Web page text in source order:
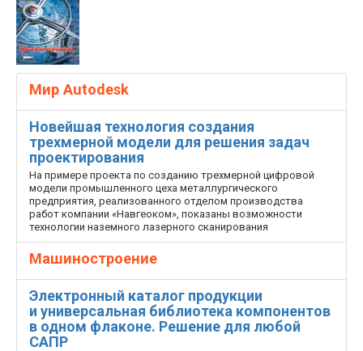
Мир Autodesk
Новейшая технология создания
трехмерной модели для решения задач
проектирования
На примере проекта по созданию трехмерной цифровой
модели промышленного цеха металлургического
предприятия, реализованного отделом производства
работ компании «Навгеоком», показаны возможности
технологии наземного лазерного сканирования
Машиностроение
Электронный каталог продукции
и универсальная библиотека компонентов
в одном флаконе. Решение для любой
САПР